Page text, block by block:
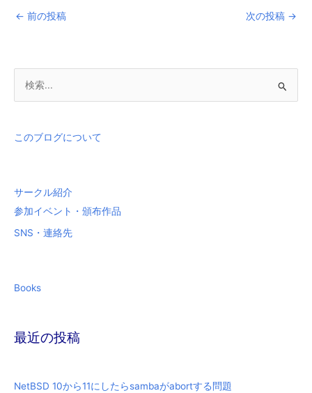
← 前の投稿 次の投稿 →
象
このブログについて
サークル紹介
参加イベント・頒布作品
SNS・連絡先
Books
最近の投稿
NetBSD 10から11にしたらsambaがabortする問題